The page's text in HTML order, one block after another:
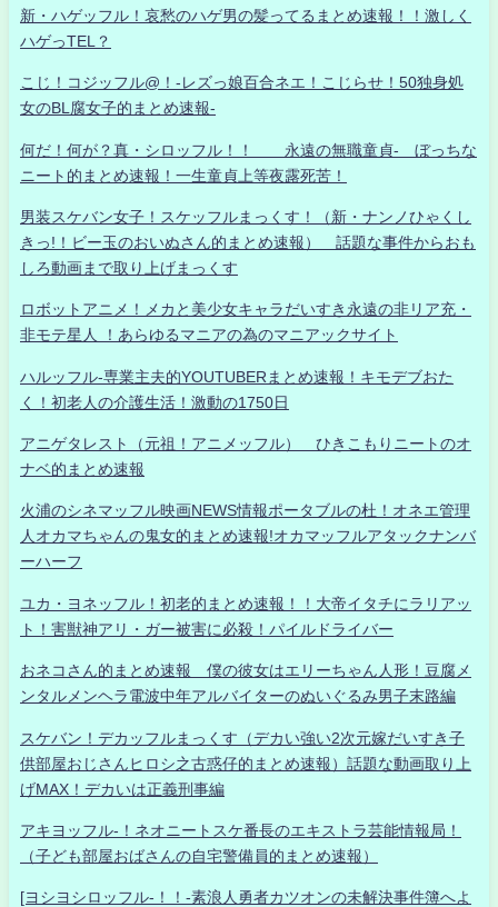
新・ハゲッフル！哀愁のハゲ男の髪ってるまとめ速報！！激しく
ハゲっTEL？
こじ！コジッフル@！-レズっ娘百合ネエ！こじらせ！50独身処
女のBL腐女子的まとめ速報-
何だ！何が？真・シロッフル！！ 永遠の無職童貞- ぼっちな
ニート的まとめ速報！一生童貞上等夜露死苦！
男装スケバン女子！スケッフルまっくす！（新・ナンノひゃくし
きっ!！ビー玉のおいぬさん的まとめ速報） 話題な事件からおも
しろ動画まで取り上げまっくす
ロボットアニメ！メカと美少女キャラだいすき永遠の非リア充・
非モテ星人 ！あらゆるマニアの為のマニアックサイト
ハルッフル-専業主夫的YOUTUBERまとめ速報！キモデブおた
く！初老人の介護生活！激動の1750日
アニゲタレスト（元祖！アニメッフル） ひきこもりニートのオ
ナベ的まとめ速報
火浦のシネマッフル映画NEWS情報ポータブルの杜！オネエ管理
人オカマちゃんの鬼女的まとめ速報!オカマッフルアタックナンバ
ーハーフ
ユカ・ヨネッフル！初老的まとめ速報！！大帝イタチにラリアッ
ト！害獣神アリ・ガー被害に必殺！パイルドライバー
おネコさん的まとめ速報 僕の彼女はエリーちゃん人形！豆腐メ
ンタルメンヘラ電波中年アルバイターのぬいぐるみ男子末路編
スケバン！デカッフルまっくす（デカい強い2次元嫁だいすき子
供部屋おじさんヒロシ之古惑仔的まとめ速報）話題な動画取り上
げMAX！デカいは正義刑事編
アキヨッフル-！ネオニートスケ番長のエキストラ芸能情報局！
（子ども部屋おばさんの自宅警備員的まとめ速報）
[ヨシヨシロッフル-！！-素浪人勇者カツオンの未解決事件簿へよ